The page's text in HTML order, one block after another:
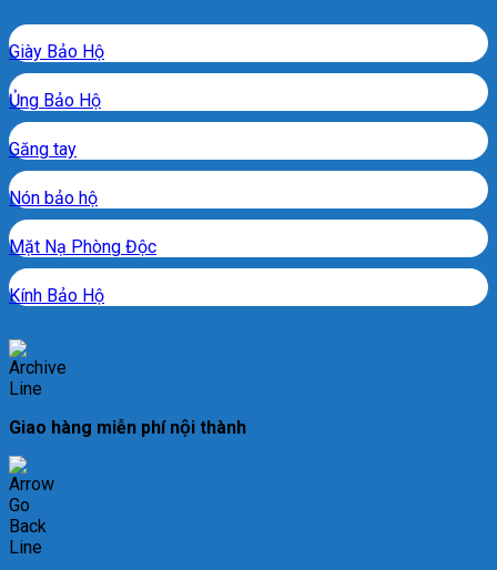
Giày Bảo Hộ
Ủng Bảo Hộ
Găng tay
Nón bảo hộ
Mặt Nạ Phòng Độc
Kính Bảo Hộ
Giao hàng miễn phí nội thành